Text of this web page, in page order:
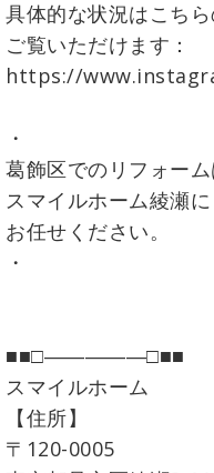
具体的な状況はこち
ご覧いただけます：
https://
・
葛飾区でのリフォーム
スマイルホーム綾瀬に
お任せください。
・
■■□―――――□■■
スマイルホーム
【住所】
〒120-0005